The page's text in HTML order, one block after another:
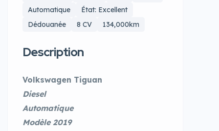
Automatique
État: Excellent
Dédouanée
8 CV 134,000km
Description
Volkswagen Tiguan
Diesel
Automatique
Modèle 2019